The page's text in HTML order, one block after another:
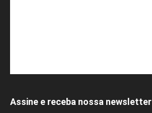
Assine e receba nossa newsletter